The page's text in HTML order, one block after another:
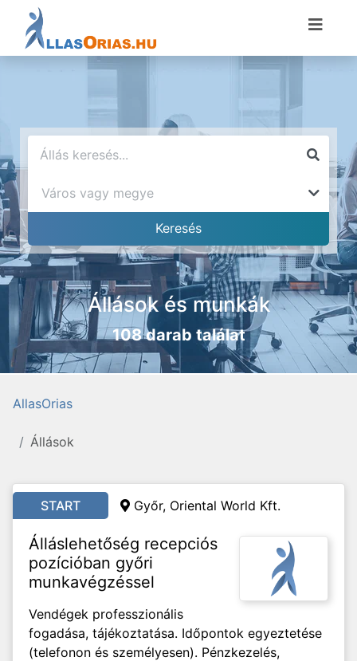
Állások és munkák
108 darab találat
AllasOrias
Állások
START Győr, Oriental World Kft.
Álláslehetőség recepciós
pozícióban győri
munkavégzéssel
Vendégek professzionális
fogadása, tájékoztatása. Időpontok egyeztetése
(telefonon és személyesen). Pénzkezelés,